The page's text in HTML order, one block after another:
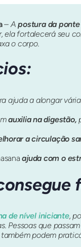
– Apostura da ponte
ela fortalecerá seu
o corpo.
ajuda a alongar
auxilia na digestão,
a circulação
ajuda com o
de nível iniciante,
Pessoas que
podem